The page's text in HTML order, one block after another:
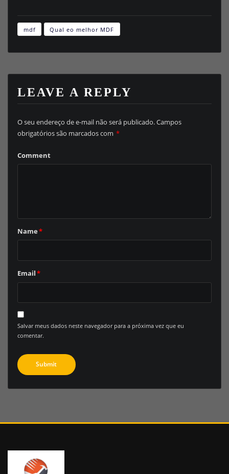
mdf Qual eo melhor MDF
LEAVE A REPLY
O seu endereço de e-mail não será publicado.Campos
obrigatórios são marcados com *
Comment
Name*
Email*
Salvar meus dados neste navegador para a próxima vez que eu
comentar.